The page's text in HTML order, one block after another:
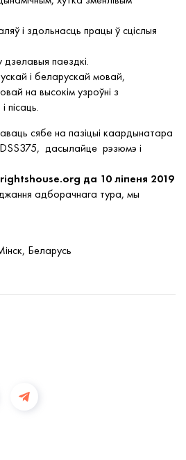
і здольнасць працы ў сціслыя
паездкі.
і беларускай мовай,
на высокім узроўні з
пісаць.
сябе на пазіцыі каардынатара
дасылайце рэзюмэ і
да 10 ліпеня 2019
адборачнага тура, мы
Беларусь